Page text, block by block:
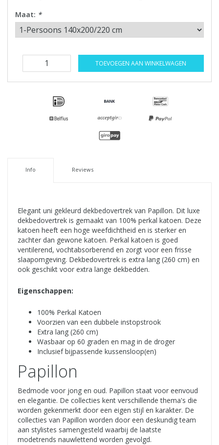
Maat: *
TOEVOEGEN AAN WINKELWAGEN
Info Reviews
Elegant uni gekleurd dekbedovertrek van Papillon. Dit luxe
dekbedovertrek is gemaakt van 100% perkal katoen. Deze
katoen heeft een hoge weefdichtheid en is sterker en
zachter dan gewone katoen. Perkal katoen is goed
ventilerend, vochtabsorberend en zorgt voor een frisse
slaapomgeving. Dekbedovertrek is extra lang (260 cm) en
ook geschikt voor extra lange dekbedden.
Eigenschappen:
100% Perkal Katoen
Voorzien van een dubbele instopstrook
Extra lang (260 cm)
Wasbaar op 60 graden en mag in de droger
Inclusief bijpassende kussensloop(en)
Papillon
Bedmode voor jong en oud. Papillon staat voor eenvoud
en elegantie. De collecties kent verschillende thema's die
worden gekenmerkt door een eigen stijl en karakter. De
collecties van Papillon worden door een deskundig team
aan stylistes samengesteld waarbij de laatste
modetrends nauwlettend worden gevolgd.